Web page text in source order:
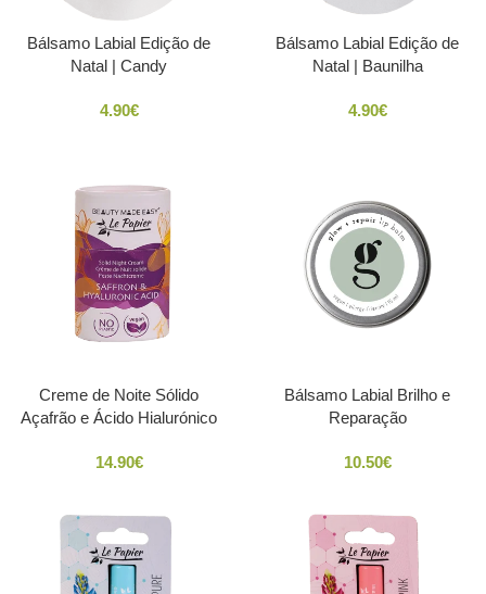
Bálsamo Labial Edição de
Natal | Candy
4.90€
Bálsamo Labial Edição de
Natal | Baunilha
4.90€
Creme de Noite Sólido
Açafrão e Ácido Hialurónico
14.90€
Bálsamo Labial Brilho e
Reparação
10.50€